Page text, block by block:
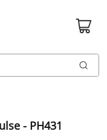
- PH431